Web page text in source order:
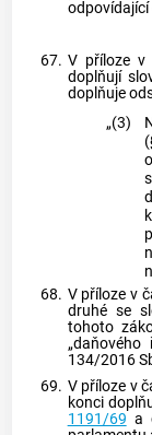
odpovídající
67. V příloze v
doplňují
doplňuje
„(3)
68. V příloze v
druhé se
tohoto
134/2016
69. V příloze v
konci
1191/69 a